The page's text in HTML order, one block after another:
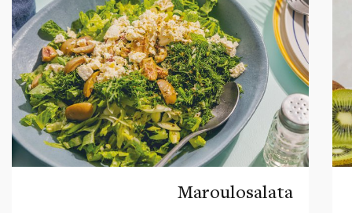
Maroulosalata